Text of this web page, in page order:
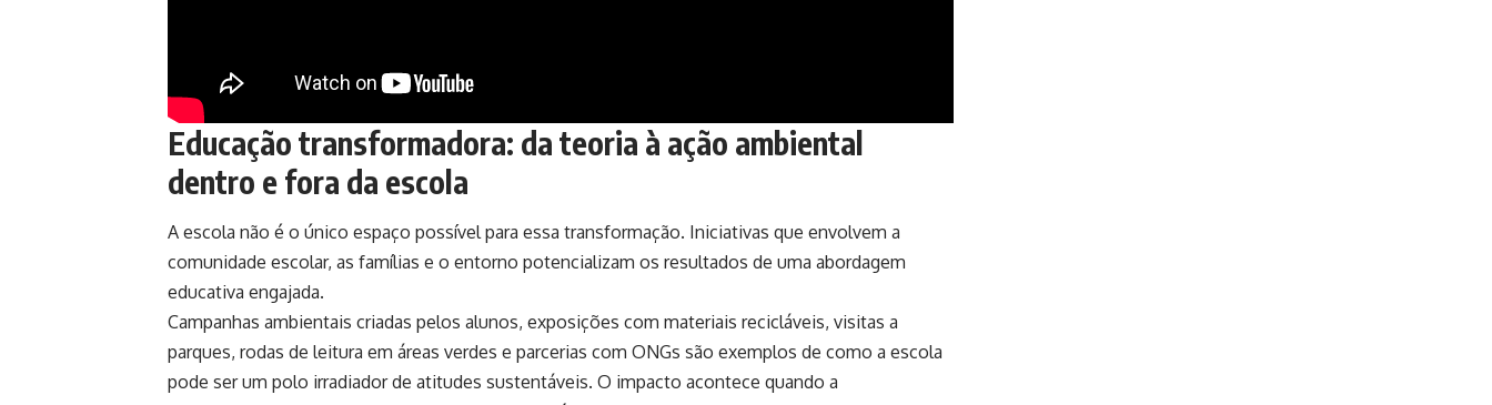
Educação transformadora: da teoria à ação ambiental
dentro e fora da escola
A escola não é o único espaço possível para essa transformação. Iniciativas que envolvem a
comunidade escolar, as famílias e o entorno potencializam os resultados de uma abordagem
educativa engajada.
Campanhas ambientais criadas pelos alunos, exposições com materiais recicláveis, visitas a
parques, rodas de leitura em áreas verdes e parcerias com ONGs são exemplos de como a escola
pode ser um polo irradiador de atitudes sustentáveis. O impacto acontece quando a